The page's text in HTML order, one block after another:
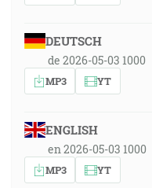
DEUTSCH
de 2026-05-03 1000
MP3 YT
ENGLISH
en 2026-05-03 1000
MP3 YT